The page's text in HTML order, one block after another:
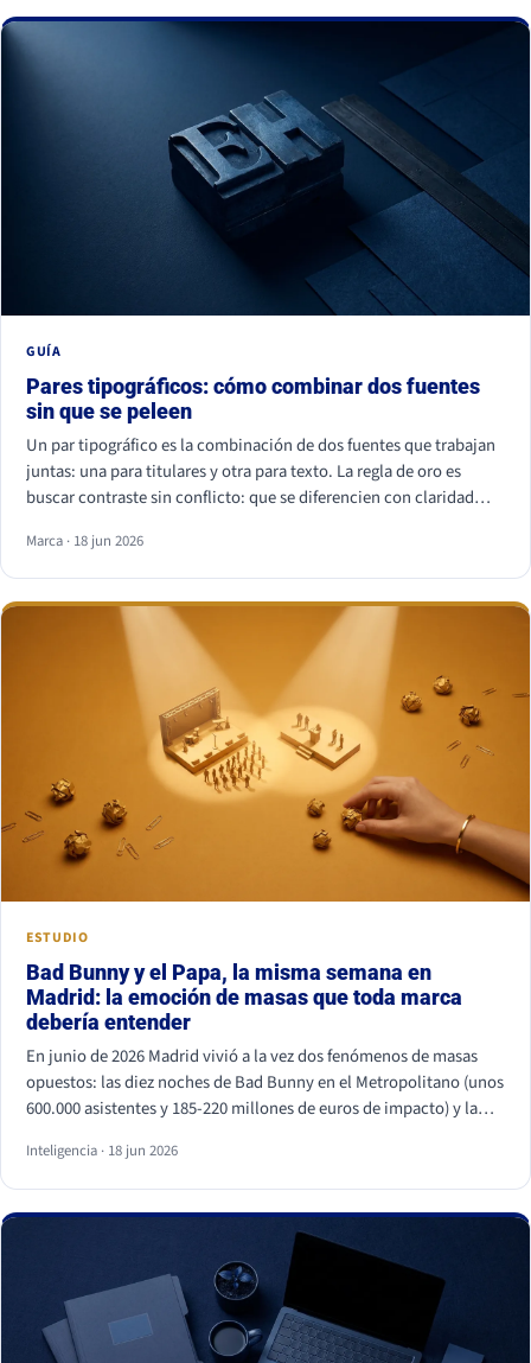
La buena noticia: todos se corrigen con criterio, no con
presupuesto.
GUÍA
Pares tipográficos: cómo combinar dos fuentes
sin que se peleen
Un par tipográfico es la combinación de dos fuentes que trabajan
juntas: una para titulares y otra para texto. La regla de oro es
buscar contraste sin conflicto: que se diferencien con claridad
combinación más segura es serif para titular y sans serif para
texto, o al revés. Lo que nunca funciona es juntar dos fuentes
parecidas pero no iguales: el ojo nota el choque aunque no sepa
Marca · 18 jun 2026
ESTUDIO
Bad Bunny y el Papa, la misma semana en
Madrid: la emoción de masas que toda marca
debería entender
En junio de 2026 Madrid vivió a la vez dos fenómenos de masas
opuestos: las diez noches de Bad Bunny en el Metropolitano (unos
600.000 asistentes y 185-220 millones de euros de impacto) y la
Bernabéu llenos. Superficies distintas, mismo motor: necesidades
humanas profundas (pertenencia, identidad, comunidad y
trascendencia). Para una marca, los dos enseñan lo mismo: la
emoción a escala no se fabrica, se entiende y se respeta, y entrar
en esos momentos sin criterio sale caro.
Inteligencia · 18 jun 2026